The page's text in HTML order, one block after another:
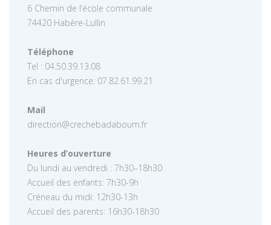
6 Chemin de l’école communale
74420 Habère-Lullin
Téléphone
Tel : 04.50.39.13.08
En cas d'urgence: 07.82.61.99.21
Mail
direction@crechebadaboum.fr
Heures d’ouverture
Du lundi au vendredi : 7h30–18h30
Accueil des enfants: 7h30-9h
Créneau du midi: 12h30-13h
Accueil des parents: 16h30-18h30